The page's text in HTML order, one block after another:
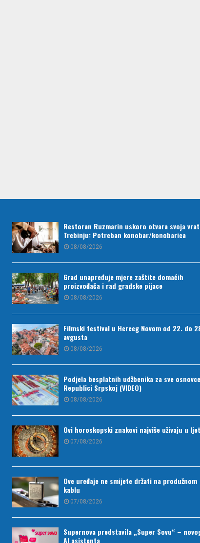
Restoran Ruzmarin uskoro otvara svoja
Trebinju: Potreban konobar/konobarica
08/08/2026
Grad unapređuje mjere zaštite domaćih
proizvođača i rad gradske pijace
08/08/2026
Filmski festival u Herceg Novom od 22. do
avgusta
08/08/2026
Podjela besplatnih udžbenika za sve
Republici Srpskoj (VIDEO)
08/08/2026
Ovi horoskopski znakovi najviše uživaju u
07/08/2026
Ove uređaje ne smijete držati na produžnom
kablu
07/08/2026
Supernova predstavila „Super Sovu“ –
AI asistenta